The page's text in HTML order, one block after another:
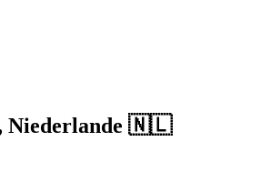
Niederlande 🇳🇱